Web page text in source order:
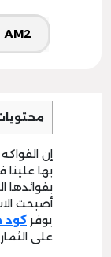
إن
بها علينا
أصبحت
يوفر كود
على